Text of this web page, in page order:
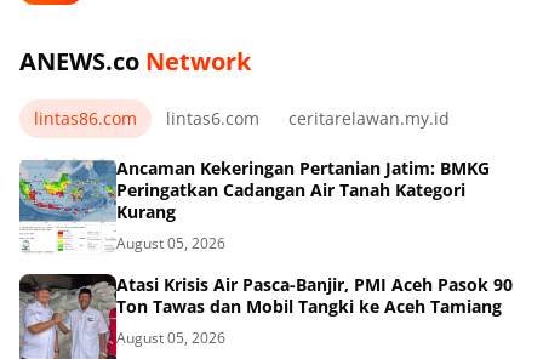
ANEWS.co Network
lintas86.com lintas6.com ceritarelawan.my.id
Ancaman Kekeringan Pertanian Jatim: BMKG
Peringatkan Cadangan Air Tanah Kategori
Kurang
August 05, 2026
Atasi Krisis Air Pasca-Banjir, PMI Aceh Pasok 90
Ton Tawas dan Mobil Tangki ke Aceh Tamiang
August 05, 2026